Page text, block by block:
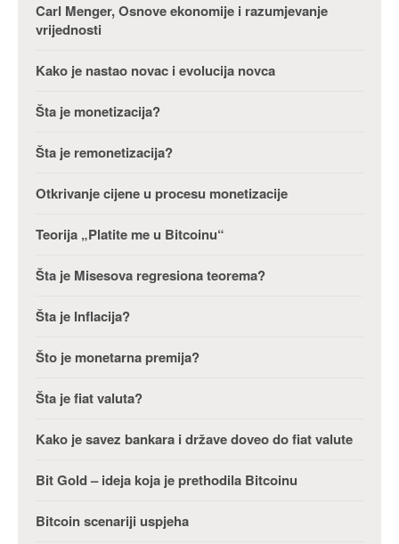
Carl Menger, Osnove ekonomije i razumjevanje
vrijednosti
Kako je nastao novac i evolucija novca
Šta je monetizacija?
Šta je remonetizacija?
Otkrivanje cijene u procesu monetizacije
Teorija „Platite me u Bitcoinu“
Šta je Misesova regresiona teorema?
Šta je Inflacija?
Što je monetarna premija?
Šta je fiat valuta?
Kako je savez bankara i države doveo do fiat valute
Bit Gold – ideja koja je prethodila Bitcoinu
Bitcoin scenariji uspjeha